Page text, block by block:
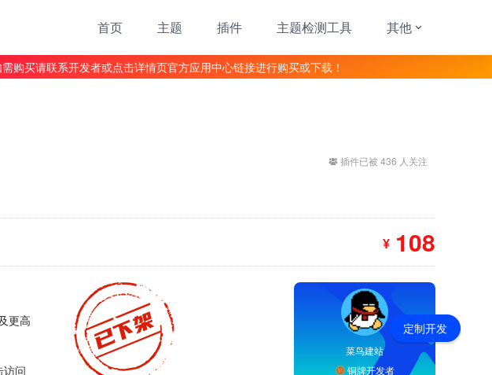
首页 主题 插件 主题检测工具 其他
购买请联系开发者或点击详情页官方应用中心链接进行购买或下载！
插件已被 436 人关注
¥ 108
更高
访问
菜鸟建站
铜牌开发者
定制开发